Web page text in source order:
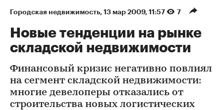
Городская недвижимость⁠, 13 мар 2009, 11:57 7
Новые тенденции на рынке
складской недвижимости
Финансовый кризис негативно повлиял
на сегмент складской недвижимости:
многие девелоперы отказались от
строительства новых логистических